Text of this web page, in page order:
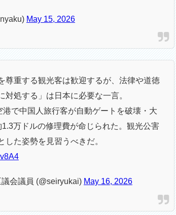
May 15, 2026
尊重する観光客は歓迎するが、法律や道徳
対処する」は日本に必要な一言。
で中国人旅行客が自動ゲートを破壊・大
万ドルの修理費が命じられた。観光公害
した姿勢を見習うべきだ。
会議員 (@seiryukai) May 16, 2026